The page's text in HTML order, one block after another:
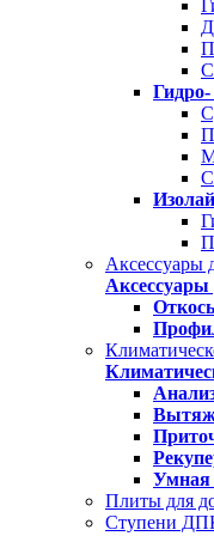
Аксессуары
Аксессуары
Умная
Плиты для
Ступени